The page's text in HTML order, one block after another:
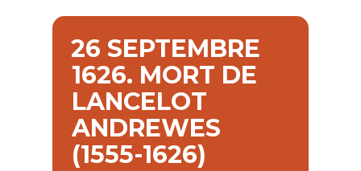
26 SEPTEMBRE
1626. MORT DE
LANCELOT
ANDREWES
(1555-1626)